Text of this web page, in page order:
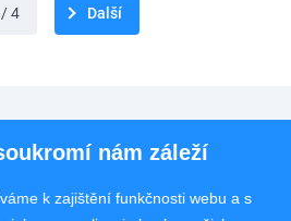
/ 4 Další
nám záleží
k zajištění funkčnosti webu a s